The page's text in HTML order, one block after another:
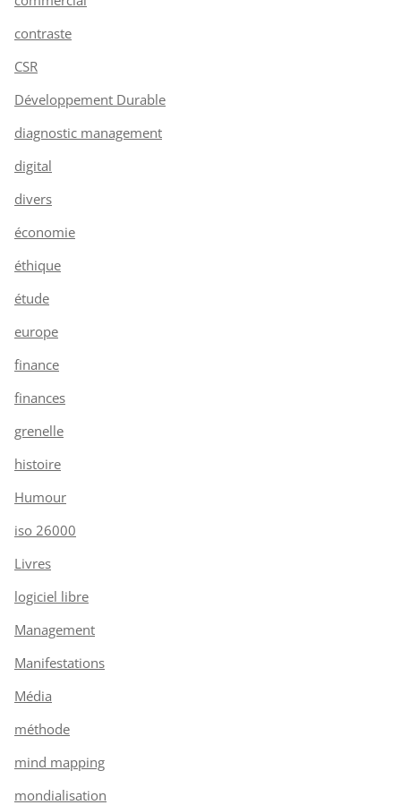
contraste
CSR
Développement Durable
diagnostic management
digital
divers
économie
éthique
étude
europe
finance
finances
grenelle
histoire
Humour
iso 26000
Livres
logiciel libre
Management
Manifestations
Média
méthode
mind mapping
mondialisation